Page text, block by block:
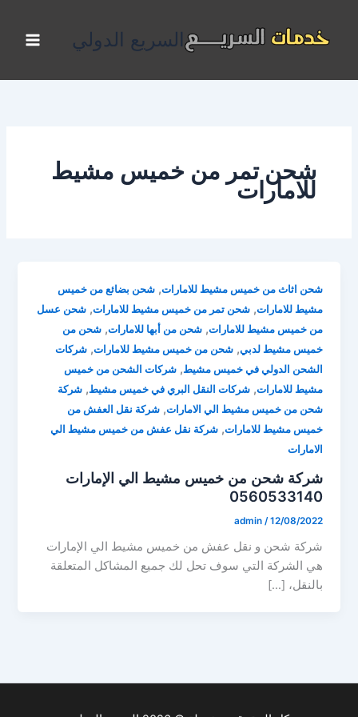
المحتوى
السريع الدولي
شحن تمر من خميس مشيط
للامارات
شحن اثاث من خميس مشيط للامارات,شحن بضائع من خميس
مشيط للامارات,شحن تمر من خميس مشيط للامارات,شحن عسل
من خميس مشيط للامارات,شحن من أبها للامارات,شحن من
خميس مشيط لدبي,شحن من خميس مشيط للامارات,شركات
الشحن الدولي في خميس مشيط,شركات الشحن من خميس
مشيط للامارات,شركات النقل البري في خميس مشيط,شركة
شحن من خميس مشيط الي الامارات,شركة نقل العفش من
خميس مشيط للامارات,شركة نقل عفش من خميس مشيط الي
الامارات
شركة شحن من خميس مشيط الي الإمارات
0560533140
admin /12/08/2022
شركة شحن و نقل عفش من خميس مشيط الي الإمارات
هي الشركة التي سوف تحل لك جميع المشاكل المتعلقة
بالنقل، […]